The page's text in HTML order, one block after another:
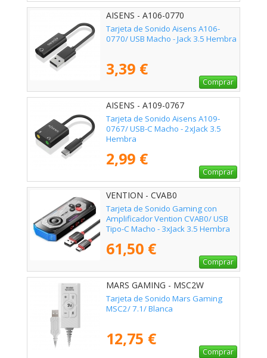
AISENS - A106-0770
Tarjeta de Sonido Aisens A106-
0770/ USB Macho - Jack 3.5 Hembra
3,39 €
Comprar
AISENS - A109-0767
Tarjeta de Sonido Aisens A109-
0767/ USB-C Macho - 2xJack 3.5
Hembra
2,99 €
Comprar
VENTION - CVAB0
Tarjeta de Sonido Gaming con
Amplificador Vention CVAB0/ USB
Tipo-C Macho - 3xJack 3.5 Hembra
61,50 €
Comprar
MARS GAMING - MSC2W
Tarjeta de Sonido Mars Gaming
MSC2/ 7.1/ Blanca
12,75 €
Comprar